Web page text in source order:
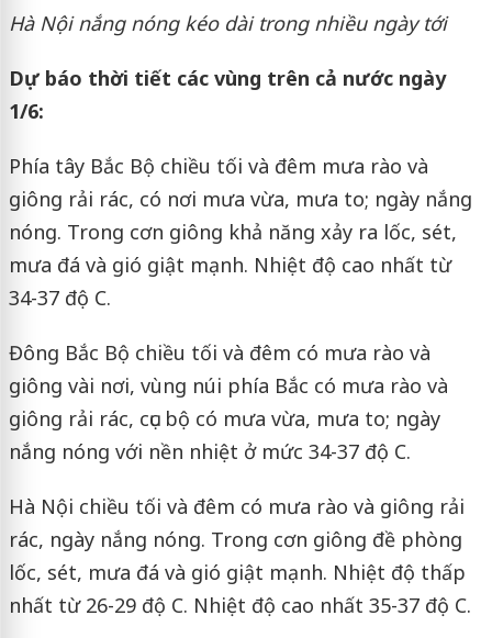
Hà Nội nắng nóng kéo dài trong nhiều ngày tới
Dự báo thời tiết các vùng trên cả nước ngày
1/6:
Phía tây Bắc Bộ chiều tối và đêm mưa rào và
giông rải rác, có nơi mưa vừa, mưa to; ngày nắng
nóng. Trong cơn giông khả năng xảy ra lốc, sét,
mưa đá và gió giật mạnh. Nhiệt độ cao nhất từ
34-37 độ C.
Đông Bắc Bộ chiều tối và đêm có mưa rào và
giông vài nơi, vùng núi phía Bắc có mưa rào và
giông rải rác, cục bộ có mưa vừa, mưa to; ngày
nắng nóng với nền nhiệt ở mức 34-37 độ C.
Hà Nội chiều tối và đêm có mưa rào và giông rải
rác, ngày nắng nóng. Trong cơn giông đề phòng
lốc, sét, mưa đá và gió giật mạnh. Nhiệt độ thấp
nhất từ 26-29 độ C. Nhiệt độ cao nhất 35-37 độ C.